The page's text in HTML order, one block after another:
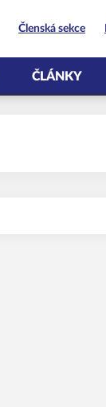
Členská sekce
ČLÁNKY